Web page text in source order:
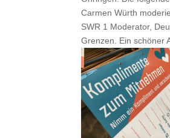
Carmen Würth
SWR 1 Moderator,
Grenzen. Ein schöner